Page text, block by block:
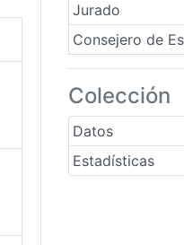
Jurado
Consejero de
Colección
Datos
Estadísticas